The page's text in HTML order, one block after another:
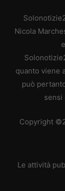
Nicola
quanto viene
può
sensi
Copyright
Le attività